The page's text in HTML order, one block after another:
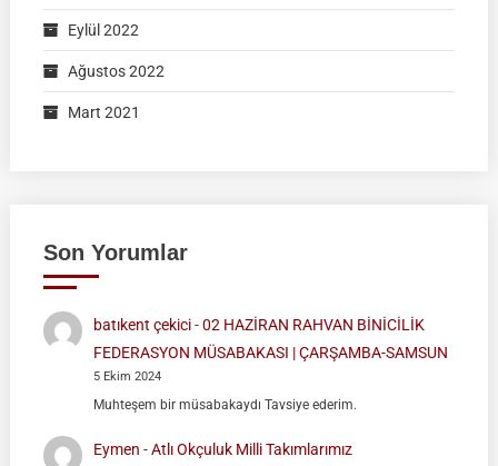
Eylül 2022
Ağustos 2022
Mart 2021
Son Yorumlar
batıkent çekici-02 HAZİRAN RAHVAN BİNİCİLİK
FEDERASYON MÜSABAKASI | ÇARŞAMBA-SAMSUN
5 Ekim 2024
Muhteşem bir müsabakaydı Tavsiye ederim.
Eymen -Atlı Okçuluk Milli Takımlarımız